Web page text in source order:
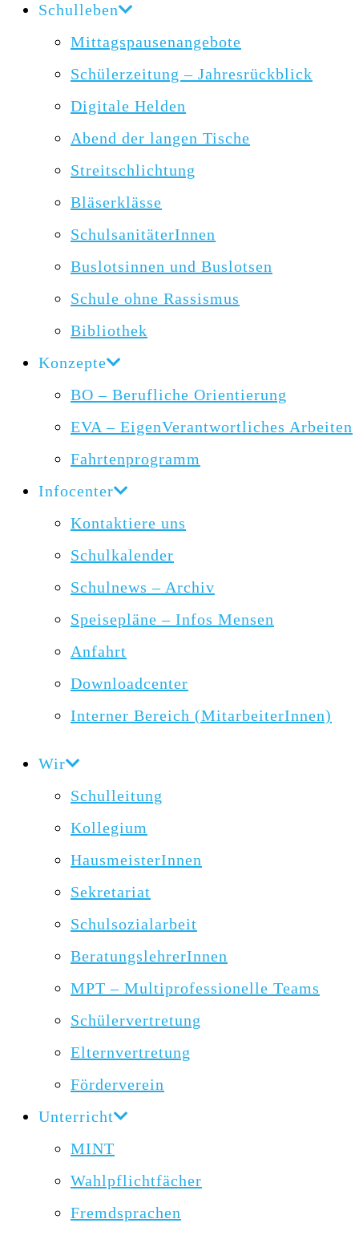
Schulleben
Mittagspausenangebote
Schülerzeitung – Jahresrückblick
Digitale Helden
Abend der langen Tische
Streitschlichtung
Bläserklässe
SchulsanitäterInnen
Buslotsinnen und Buslotsen
Schule ohne Rassismus
Bibliothek
Konzepte
BO – Berufliche Orientierung
EVA – EigenVerantwortliches Arbeiten
Fahrtenprogramm
Infocenter
Kontaktiere uns
Schulkalender
Schulnews – Archiv
Speisepläne – Infos Mensen
Anfahrt
Downloadcenter
Interner Bereich (MitarbeiterInnen)
Wir
Schulleitung
Kollegium
HausmeisterInnen
Sekretariat
Schulsozialarbeit
BeratungslehrerInnen
MPT – Multiprofessionelle Teams
Schülervertretung
Elternvertretung
Förderverein
Unterricht
MINT
Wahlpflichtfächer
Fremdsprachen